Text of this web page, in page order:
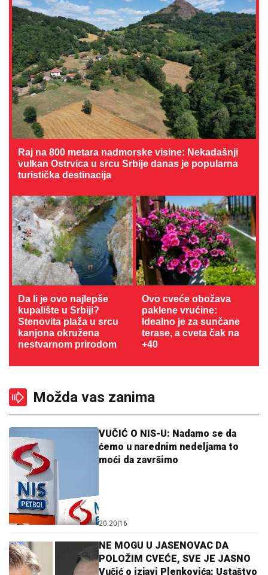
Raj na 800 metara nadmorske visine: Nekadašnji
vulkan Ostrvica u srcu Srbije danas je popularna
turistička destinacija
Da li je ovo najlepše
kupalište u Srbiji?
Stenovita plaža u srcu
kanjona okružena
nestvarnom prirodom
Ovo cveće obožava
paklene vrućine:
Idealno je za sunčane
terase, a cveta čak na
+40
Možda vas zanima
VUČIĆ O NIS-U: Nadamo se da
ćemo u narednim nedeljama to
moći da završimo
20:20 16
NE MOGU U JASENOVAC DA
POLOŽIM CVEĆE, SVE JE JASNO
Vučić o izjavi Plenkovića: Ustaštvo